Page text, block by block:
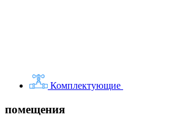
Комплектующие
помещения